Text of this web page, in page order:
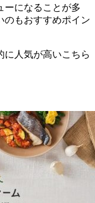
ーになることが多
のもおすすめポイン
に人気が高いこちら